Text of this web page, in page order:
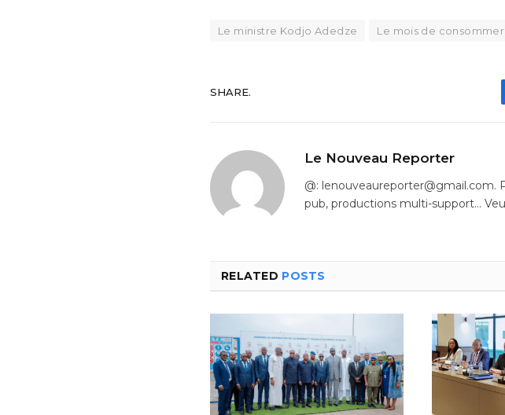
Le ministre Kodjo Adedze Le mois de
SHARE.
Le Nouveau Reporter
@: lenouveaureporter@gmail.com.
pub, productions multi-support…
RELATED POSTS